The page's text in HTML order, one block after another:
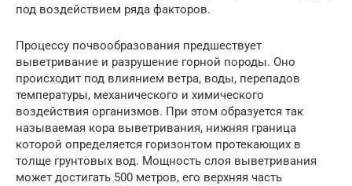
под воздействием ряда факторов.
Процессу почвообразования предшествует
выветривание и разрушение горной породы. Оно
происходит под влиянием ветра, воды, перепадов
температуры, механического и химического
воздействия организмов. При этом образуется так
называемая кора выветривания, нижняя граница
которой определяется горизонтом протекающих в
толще грунтовых вод. Мощность слоя выветривания
может достигать 500 метров, его верхняя часть